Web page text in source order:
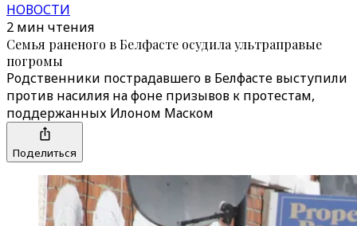
НОВОСТИ
2 мин чтения
Семья раненого в Белфасте осудила ультраправые
погромы
Родственники пострадавшего в Белфасте выступили
против насилия на фоне призывов к протестам,
поддержанных Илоном Маском
Поделиться